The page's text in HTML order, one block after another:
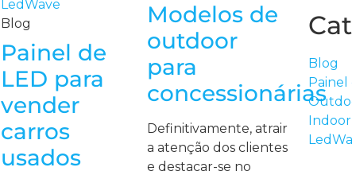
Blog
Painel de
LED para
vender
carros
usados
Modelos de
outdoor
para
concessionárias
Definitivamente, atrair
a atenção dos clientes
e destacar-se no
Blog
Painel
Indoor